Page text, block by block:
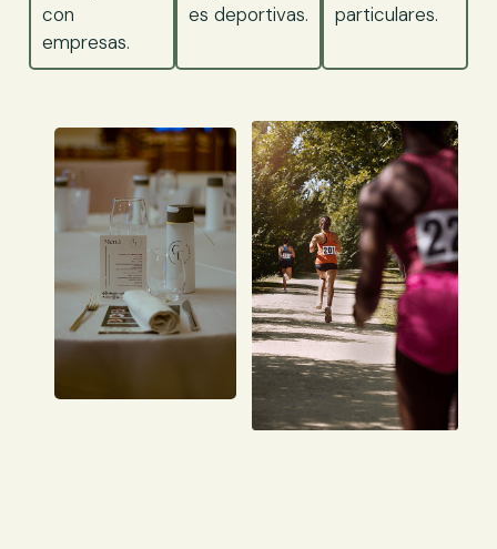
con
empresas.
es deportivas.
particulares.